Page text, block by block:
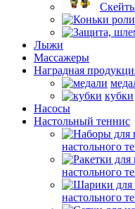
Лыжи
Массажеры
Наградная
кубки
Насосы
Настольный теннис
настольного
настольного
настольного